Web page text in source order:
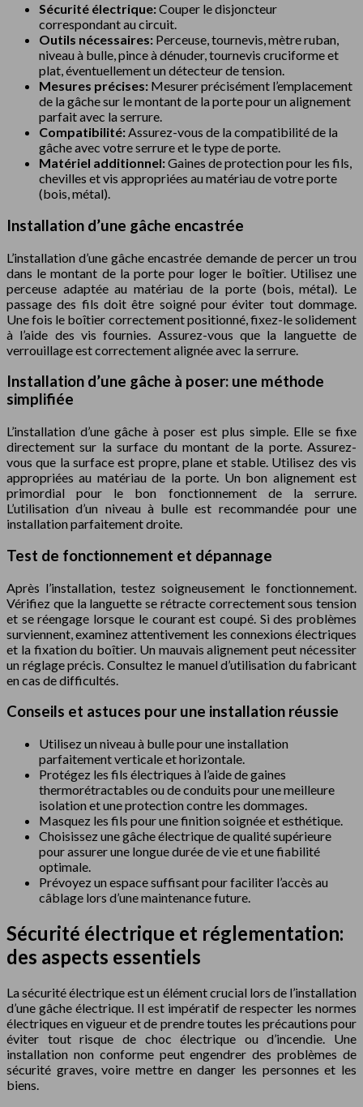
Sécurité électrique:Couper le disjoncteur
correspondant au circuit.
Outils nécessaires: Perceuse, tournevis, mètre ruban,
niveau à bulle, pince à dénuder, tournevis cruciforme et
plat, éventuellement un détecteur de tension.
Mesures précises: Mesurer précisément l’emplacement
de la gâche sur le montant de la porte pour un alignement
parfait avec la serrure.
Compatibilité:Assurez-vous de la compatibilité de la
gâche avec votre serrure et le type de porte.
Matériel additionnel:Gaines de protection pour les fils,
chevilles et vis appropriées au matériau de votre porte
(bois, métal).
Installation d’une gâche encastrée
L’installation d’une gâche encastrée demande de percer un trou
dans le montant de la porte pour loger le boîtier. Utilisez une
perceuse adaptée au matériau de la porte (bois, métal). Le
passage des fils doit être soigné pour éviter tout dommage.
Une fois le boîtier correctement positionné, fixez-le solidement
à l’aide des vis fournies. Assurez-vous que la languette de
verrouillage est correctement alignée avec la serrure.
Installation d’une gâche à poser: une méthode
simplifiée
L’installation d’une gâche à poser est plus simple. Elle se fixe
directement sur la surface du montant de la porte. Assurez-
vous que la surface est propre, plane et stable. Utilisez des vis
appropriées au matériau de la porte. Un bon alignement est
primordial pour le bon fonctionnement de la serrure.
L’utilisation d’un niveau à bulle est recommandée pour une
installation parfaitement droite.
Test de fonctionnement et dépannage
Après l’installation, testez soigneusement le fonctionnement.
Vérifiez que la languette se rétracte correctement sous tension
et se réengage lorsque le courant est coupé. Si des problèmes
surviennent, examinez attentivement les connexions électriques
et la fixation du boîtier. Un mauvais alignement peut nécessiter
un réglage précis. Consultez le manuel d’utilisation du fabricant
en cas de difficultés.
Conseils et astuces pour une installation réussie
Utilisez un niveau à bulle pour une installation
parfaitement verticale et horizontale.
Protégez les fils électriques à l’aide de gaines
thermorétractables ou de conduits pour une meilleure
isolation et une protection contre les dommages.
Masquez les fils pour une finition soignée et esthétique.
Choisissez une gâche électrique de qualité supérieure
pour assurer une longue durée de vie et une fiabilité
optimale.
Prévoyez un espace suffisant pour faciliter l’accès au
câblage lors d’une maintenance future.
Sécurité électrique et réglementation:
des aspects essentiels
La sécurité électrique est un élément crucial lors de l’installation
d’une gâche électrique. Il est impératif de respecter les normes
électriques en vigueur et de prendre toutes les précautions pour
éviter tout risque de choc électrique ou d’incendie. Une
installation non conforme peut engendrer des problèmes de
sécurité graves, voire mettre en danger les personnes et les
biens.